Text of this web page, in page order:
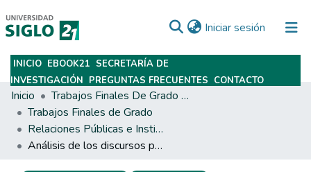
Iniciar sesión (current)
Subir
INICIO EBOOK21 SECRETARÍA DE
INVESTIGACIÓN PREGUNTAS FRECUENTES CONTACTO
Inicio
Trabajos Finales De Grado Y Posgrado
Trabajos Finales de Grado
Relaciones Públicas e Institucionales
Análisis de los discursos políticos durante la campaña electoral argentina en 2019